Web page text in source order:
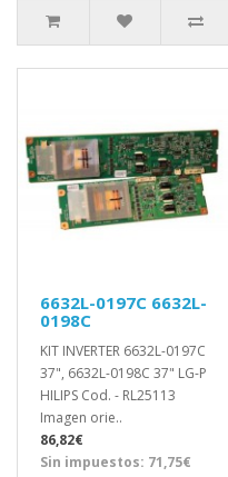
6632L-0197C 6632L-
0198C
KIT INVERTER 6632L-0197C
37", 6632L-0198C 37" LG-P
HILIPS Cod. - RL25113
Imagen orie..
86,82€
Sin impuestos: 71,75€